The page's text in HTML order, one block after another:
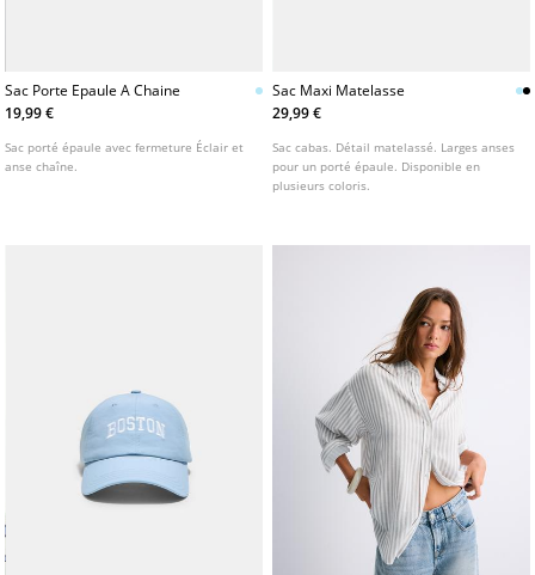
Sac Porte Epaule A Chaine
19,99 €
Sac porté épaule avec fermeture Éclair et
anse chaîne.
Sac Maxi Matelasse
29,99 €
Sac cabas. Détail matelassé. Larges anses
pour un porté épaule. Disponible en
plusieurs coloris.